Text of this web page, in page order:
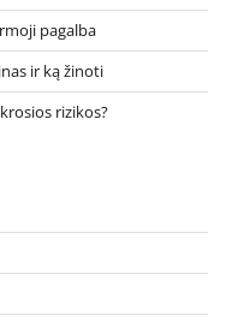
pagalba
ir ką žinoti
rizikos?